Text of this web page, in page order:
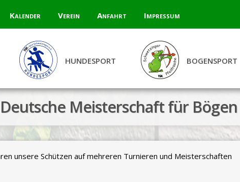
Kalender Verein Anfahrt Impressum
HUNDESPORT BOGENSPORT
Deutsche Meisterschaft für
unsere Schützen auf mehreren Turnieren und Meisterschaften